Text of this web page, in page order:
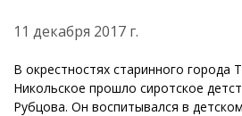
11 декабря 2017 г.
В окрестностях старинного города
Никольское прошло сиротское
Рубцова. Он воспитывался в